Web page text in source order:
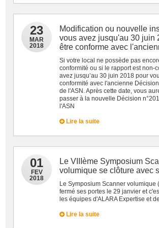
23
MAR
2018
Modification ou nouvelle
vous avez jusqu'au 30 juin
être conforme avec
Si votre local ne possède pas
conformité ou si le rapport est non-
avez jusqu’au 30 juin 2018 pour
conformité avec l'ancienne
de l'ASN. Après cette date, vous
passer à la nouvelle Décision
l'ASN
Lire la suite
01
FEV
2018
Le VIIIème Symposium
volumique se clôture avec
Le Symposium Scanner volumique
fermé ses portes le 29 janvier et
les équipes d'ALARA Expertise et
Lire la suite